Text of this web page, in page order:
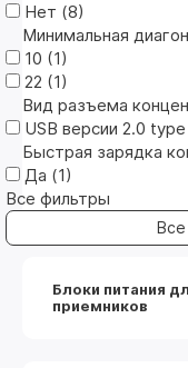
Нет (8)
Минимальная
10 (1)
22 (1)
Вид разъема
USB версии 2.0
Быстрая зарядка
Да (1)
Все фильтры
Блоки питания
приемников